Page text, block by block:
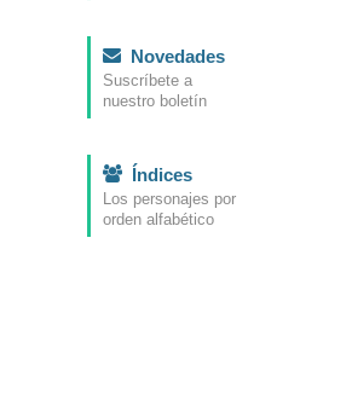
Novedades
Suscríbete a
nuestro boletín
Índices
Los personajes por
orden alfabético